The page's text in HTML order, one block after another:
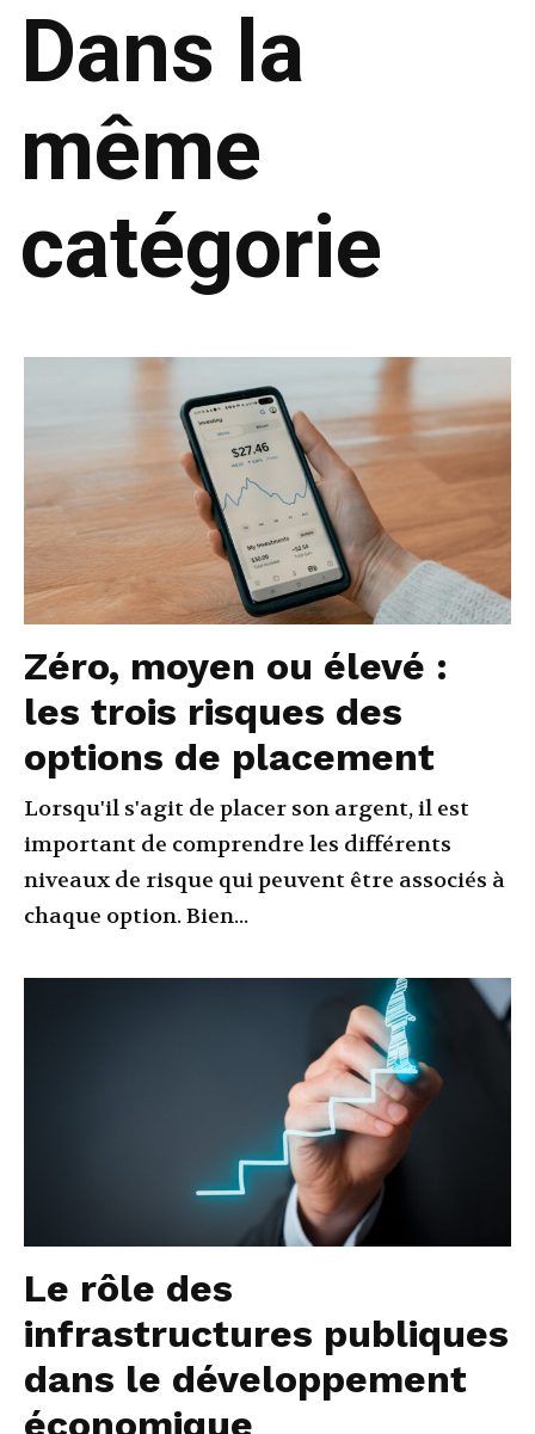
Dans la
même
catégorie
Zéro, moyen ou élevé :
les trois risques des
options de placement
Lorsqu'il s'agit de placer son argent, il est
important de comprendre les différents
niveaux de risque qui peuvent être associés à
chaque option. Bien...
Le rôle des
infrastructures publiques
dans le développement
économique